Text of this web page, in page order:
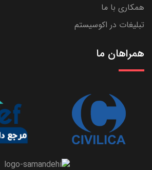
همکاری با ما
تبلیغات در اکوسیستم
همراهان ما